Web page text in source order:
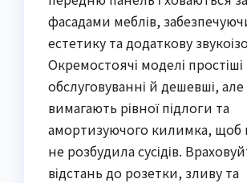
фасадами меблів,
естетику та додаткову
Окремостоячі моделі простіші
обслуговуванні й дешевші, але
вимагають рівної підлоги та
амортизуючого килимка, щоб
не розбудила сусідів.
відстань до розетки, зливу та